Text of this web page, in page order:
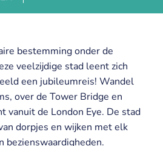
& blogs
bestemming onder de
veelzijdige stad leent zich
een jubileumreis! Wandel
over de Tower Bridge en
vanuit de London Eye. De stad
dorpjes en wijken met elk
bezienswaardigheden.